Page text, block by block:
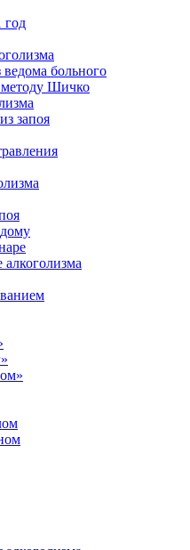
год
ведома больного
методу Шичко
запоя